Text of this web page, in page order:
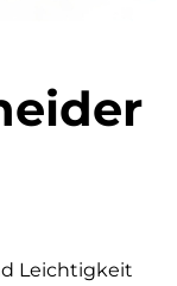
Leichtigkeit